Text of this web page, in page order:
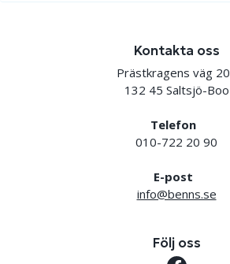
Kontakta oss
Prästkragens väg 20
132 45 Saltsjö-Boo
Telefon
010-722 20 90
E-post
info@benns.se
Följ oss